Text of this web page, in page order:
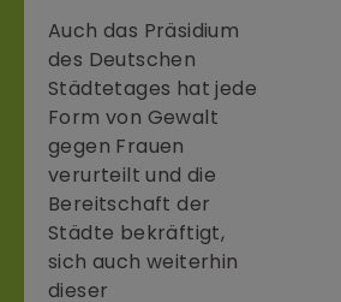
Auch das Präsidium
des Deutschen
Städtetages hat jede
Form von Gewalt
gegen Frauen
verurteilt und die
Bereitschaft der
Städte bekräftigt,
sich auch weiterhin
dieser